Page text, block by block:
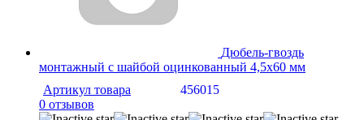
Дюбель-гвоздь
монтажный с шайбой оцинкованный 4,5х60 мм
Артикул товара
456015
0 отзывов